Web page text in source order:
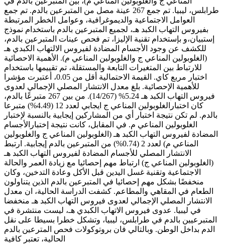
طرابلس، ليبيا. تم جمع 267 عينة مصل من المتبرعين بالدم. تم جمع
العوامل الاجتماعية والديموغرافية، وعوامل الخطر المرتبطة
بفيروس التهاب الكبد هـ، لجميع المتبرعين بالدم باستخدام نموذج
إستبيان،و بإستخدام تقنية الإليزا، تم فحص عينات المتبرعين بالدم،
للكشف عن وجود الأجسام المضادة لفيروس الالتهاب الكبدي هـ
(الغلوبولين المناعي ج والغلوبولين المناعي م). الأهمية الاحصائية
للارتباط بين المتغيرات التابعة والمستقلة، تم تقييمها باستخدام
اختبار مربع كاي. القيمة الاحتمالية أقل من 0.05، أعتبرت مؤشرا
للأهمية الإحصائية. بلغ معدل الانتشار المصلي الإجمالي لعدوى
فيروس التهاب الكبد هـ 5.24% (14/267). من بين 267 متبرعًا بالدم،
كان اختبارالغلوبولين المناعي ج ايجابي لعدد 12 (4.49%) متبرعا
بالدم. لم تكن نتيجة اختبار أي من المشاركين إيجابية بالنسبة لإختبار
الغلوبولين المناعي م. في المقابل، كانت نتيجة إختبارالأجسام
المضادة لفيروس التهاب الكبد هـ (الغلوبولين المناعي ج والغلوبولين
المناعي م) لعدد 2 (0.74%) من المتبرعين بالدم إيجابية. ارتبط
الانتشار المصلي للأجسام المضادة لفيروس التهاب الكبد هـ
(الغلوبولين المناعي ج) ارتباط مهم إحصائيا مع زيادة العمر والحالة
الاجتماعية وتقنية غسل اليدين قبل الأكل وعادة التدخين، وكان
منخفضًا بشكل مهم إحصائيا في المتبرعين بالدم الذين يتناولون
الطعام في المقاهي والمطاعم. كشفت الدراسة الحالية، ان معدل
الانتشار المصلي الإجمالي لعدوى فيروس التهاب الكبد هـ منخفضا
في ليبيا. عدوى فيروس الاتهاب الكبدي هـ، ليست منتشرة في
المتبرعيين بالدم في طرابلس، ليبيا، وتشكل خطرا بسيطا على نقل
الدم بداخل الوطن. وبالتالي فان بروتوكولات فحص المترعين بالدم
الحالية، تعتبر كافية